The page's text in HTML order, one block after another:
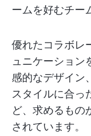
ームを好むチー
優れたコラボレ
ュニケーション
感的なデザイン
スタイルに合っ
ど、求めるもの
されています。